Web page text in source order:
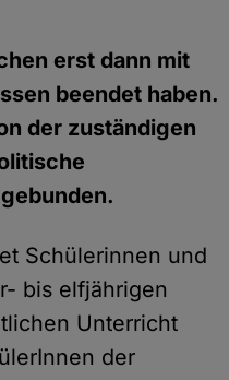
erst dann mit
beendet haben.
der zuständigen
Schülerinnen und
bis elfjährigen
Unterricht
der